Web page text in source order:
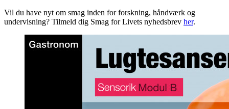
Vil du have nyt om smag inden for forskning, håndværk og
undervisning? Tilmeld dig Smag for Livets nyhedsbrev her.